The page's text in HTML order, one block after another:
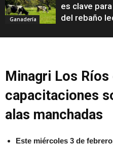
Ganadería
es clave
del rebaño
Minagri Los Ríos
capacitaciones
alas manchadas
Este miércoles 3 de